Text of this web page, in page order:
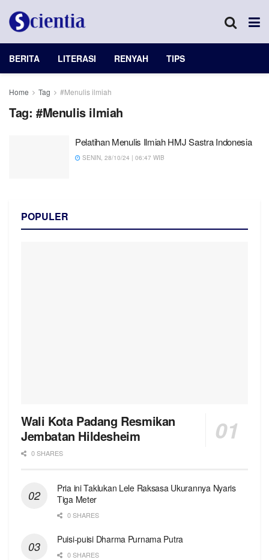
BERITA LITERASI RENYAH TIPS
Home Tag #Menulis ilmiah
Tag: #Menulis ilmiah
Pelatihan Menulis Ilmiah HMJ Sastra Indonesia
SENIN, 28/10/24 | 06:47 WIB
POPULER
Wali Kota Padang Resmikan
Jembatan Hildesheim
0 SHARES
Pria ini Taklukan Lele Raksasa Ukurannya Nyaris
Tiga Meter
0 SHARES
Puisi-puisi Dharma Purnama Putra
0 SHARES